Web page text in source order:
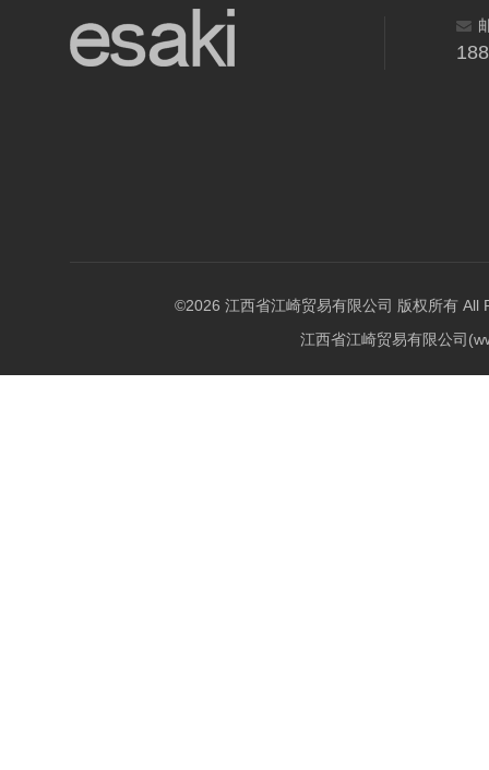
©2026 江西省江崎贸易有限公司 版权所有 All
江西省江崎贸易有限公司